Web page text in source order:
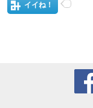
イイね！